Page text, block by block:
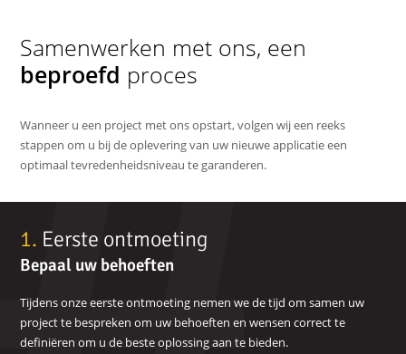
De
stappen
ons
proces
1. Eerste ontmoeting
Bepaal uw behoeften
Tijdens onze eerste ontmoeting nemen we de tijd om samen uw
project te bespreken om uw behoeften en wensen correct te
definiëren om u de beste oplossing aan te bieden.
Samenwerken met ons, een
beproefd proces
Wanneer u een project met ons opstart, volgen wij een reeks
stappen om u bij de oplevering van uw nieuwe applicatie een
optimaal tevredenheidsniveau te garanderen.